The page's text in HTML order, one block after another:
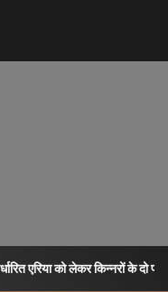
एरिया को लेकर किन्नरों के दो